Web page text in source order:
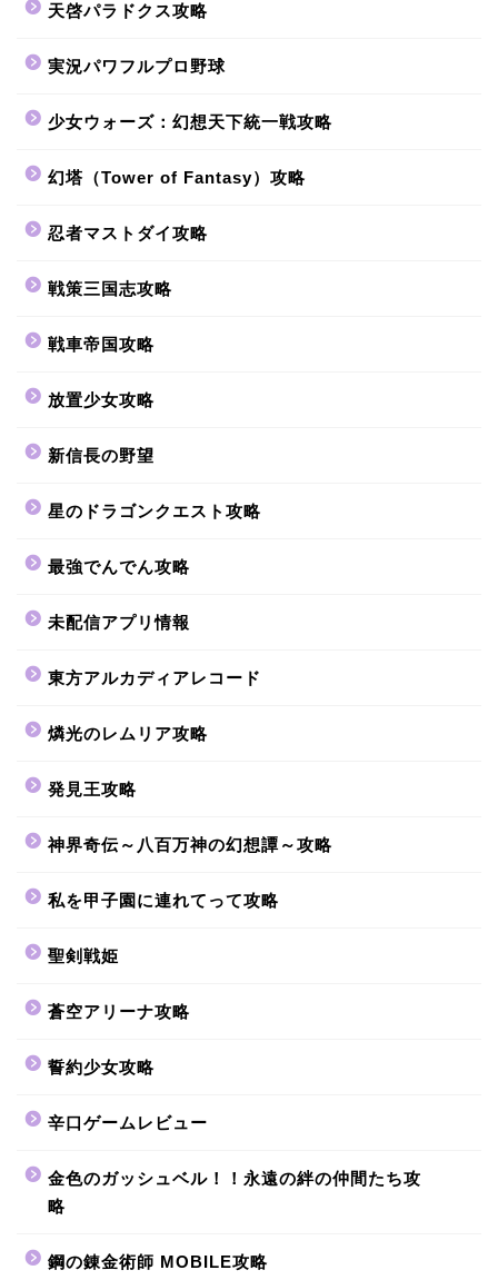
天啓パラドクス攻略
実況パワフルプロ野球
少女ウォーズ：幻想天下統一戦攻略
幻塔（Tower of Fantasy）攻略
忍者マストダイ攻略
戦策三国志攻略
戦車帝国攻略
放置少女攻略
新信長の野望
星のドラゴンクエスト攻略
最強でんでん攻略
未配信アプリ情報
東方アルカディアレコード
燐光のレムリア攻略
発見王攻略
神界奇伝～八百万神の幻想譚～攻略
私を甲子園に連れてって攻略
聖剣戦姫
蒼空アリーナ攻略
誓約少女攻略
辛口ゲームレビュー
金色のガッシュベル！！永遠の絆の仲間たち攻
略
鋼の錬金術師 MOBILE攻略